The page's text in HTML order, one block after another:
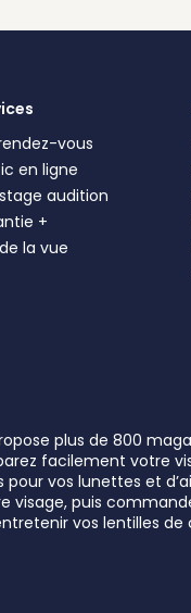
vous
en ligne
audition
+
la vue
plus de 800
facilement votre
vos lunettes et
visage, puis
vos lentilles